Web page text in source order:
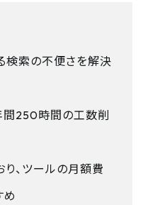
検索の不便さを解決
間250時間の工数削
、ツールの月額費
め